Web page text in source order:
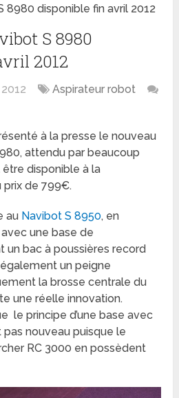
8980 disponible fin avril 2012
S 8980
2012
Aspirateur robot
à la presse le nouveau
attendu par beaucoup
être disponible à la
prix de 799€.
au Navibot S 8950, en
une base de
un bac à poussières record
un peigne
la brosse centrale du
une réelle innovation.
le principe d’une base avec
pas nouveau puisque le
RC 3000 en possèdent